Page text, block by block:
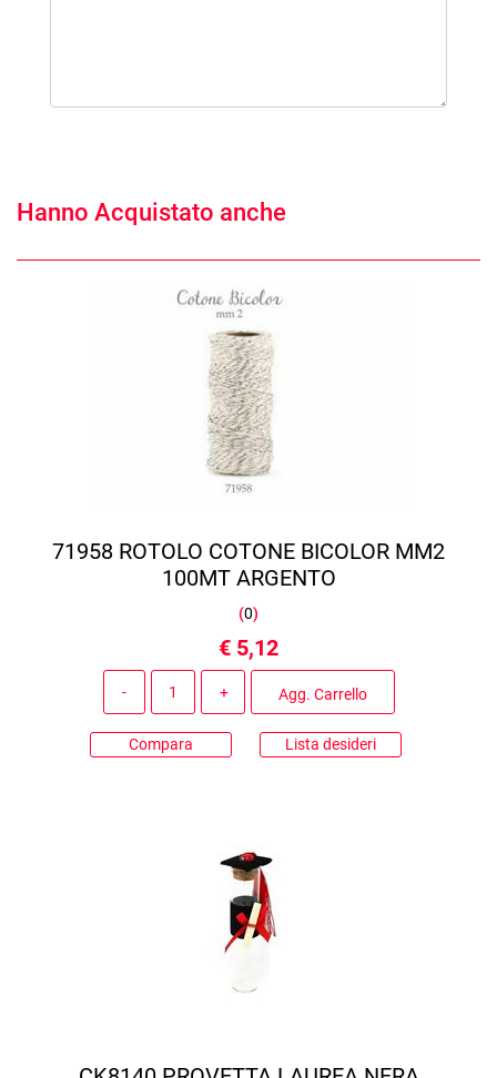
Hanno Acquistato anche
71958 ROTOLO COTONE BICOLOR MM2
100MT ARGENTO
(0)
€ 5,12
Agg. Carrello
Compara Lista desideri